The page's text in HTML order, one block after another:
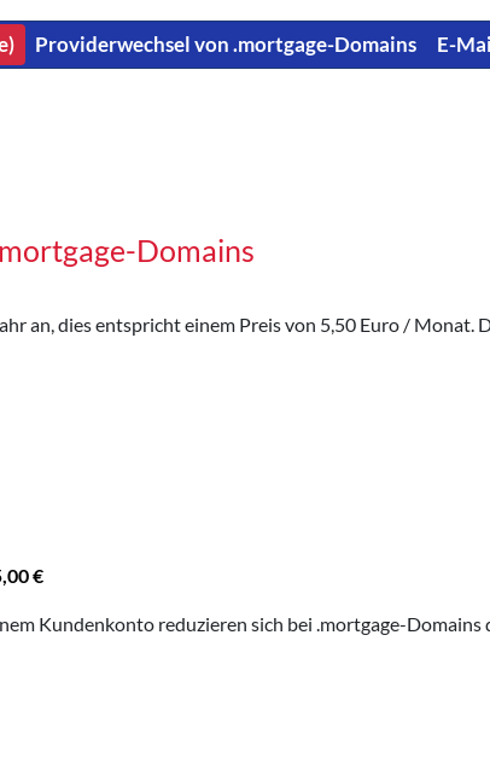
Providerwechsel von .mortgage-Domains E-
Domains
an, dies entspricht einem Preis von 5,50 Euro / Monat.
€
Kundenkonto reduzieren sich bei .mortgage-Domains